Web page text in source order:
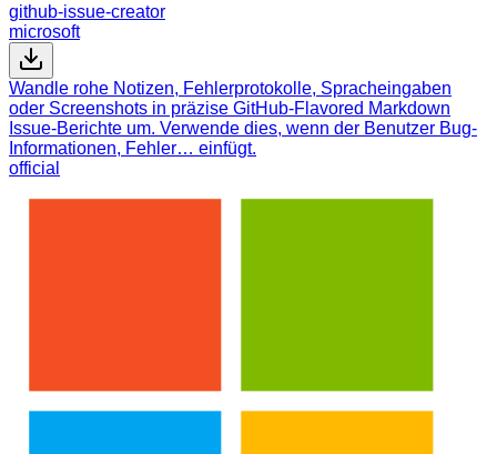
github-issue-creator
microsoft
Wandle rohe Notizen, Fehlerprotokolle, Spracheingaben
oder Screenshots in präzise GitHub-Flavored Markdown
Issue-Berichte um. Verwende dies, wenn der Benutzer Bug-
Informationen, Fehler… einfügt.
official